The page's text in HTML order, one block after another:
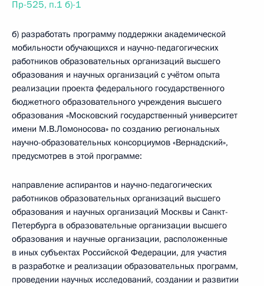
Пр-525, п.1 б)-1
б) разработать программу поддержки академической
мобильности обучающихся и научно-педагогических
работников образовательных организаций высшего
образования и научных организаций с учётом опыта
реализации проекта федерального государственного
бюджетного образовательного учреждения высшего
образования «Московский государственный университет
имени М.В.Ломоносова» по созданию региональных
научно-­образовательных консорциумов «Вернадский»,
предусмотрев в этой программе:
направление аспирантов и научно-педагогических
работников образовательных организаций высшего
образования и научных организаций Москвы и Санкт-
Петербурга в образовательные организации высшего
образования и научные организации, расположенные
в иных субъектах Российской Федерации, для участия
в разработке и реализации образовательных программ,
проведении научных исследований, создании и развитии